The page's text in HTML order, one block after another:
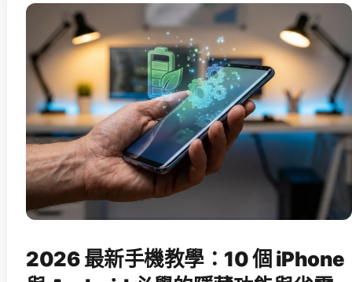
2026 最新手機教學：10 個 iPhone